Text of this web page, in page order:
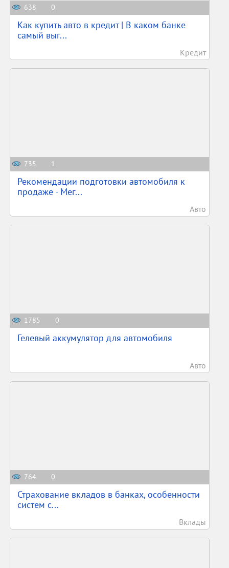
638 0
Как купить авто в кредит | В каком банке
самый выг...
Кредит
735 1
Рекомендации подготовки автомобиля к
продаже - Мег...
Авто
1785 0
Гелевый аккумулятор для автомобиля
Авто
764 0
Страхование вкладов в банках, особенности
систем с...
Вклады